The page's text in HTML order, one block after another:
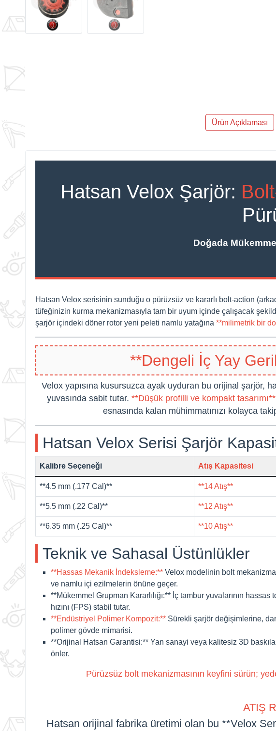
Ürün Açıklaması
Hatsan Velox Şarjör:
Doğada
Hatsan Velox serisinin sunduğu o pürüzsüz ve kararlı bolt-action
tüfeğinizin kurma mekanizmasıyla tam bir uyum içinde çalışacak
şarjör içindeki döner rotor yeni peleti namlu yatağına **milimetrik bir
**Dengeli İç Yay
Velox yapısına kusursuzca ayak uyduran bu orijinal şarjör,
yuvasında sabit tutar. **Düşük profilli ve kompakt tasarımı**
esnasında kalan mühimmatınızı kolayca
Hatsan Velox Serisi Şarjör
Kalibre Seçeneği Atış Kapasitesi
**4.5 mm (.177 Cal)** **14 Atış**
**5.5 mm (.22 Cal)** **12 Atış**
**6.35 mm (.25 Cal)** **10 Atış**
Teknik ve Sahasal Üstünlükler
**Hassas Mekanik İndeksleme:** Velox modelinin bolt
ve namlu içi ezilmelerin önüne geçer.
**Mükemmel Grupman Kararlılığı:** İç tambur yuvalarının
hızını (FPS) stabil tutar.
**Endüstriyel Polimer Kompozit:** Sürekli şarjör değişimlerine,
polimer gövde mimarisi.
**Orijinal Hatsan Garantisi:** Yan sanayi veya kalitesiz 3D
önler.
Pürüzsüz bolt mekanizmasının keyfini sürün;
ATIŞ
Hatsan orijinal fabrika üretimi olan bu **Velox